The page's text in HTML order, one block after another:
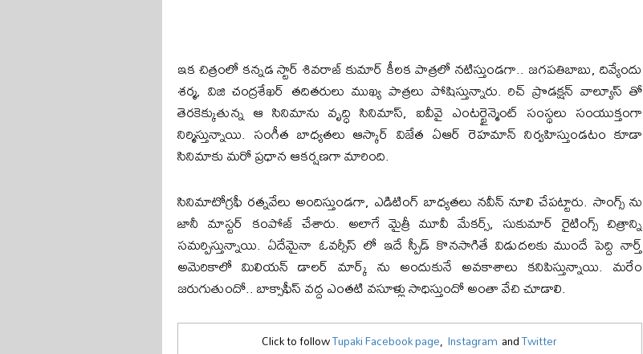
ఇక చిత్రంలో కన్నడ స్టార్ శివరాజ్ కుమార్ కీలక పాత్రలో నటిస్తుండగా.. జగపతిబాబు, దివ్యేందు
శర్మ, విజి చంద్రశేఖర్ తదితరులు ముఖ్య పాత్రలు పోషిస్తున్నారు. రిచ్ ప్రొడక్షన్ వాల్యూస్ తో
తెరకెక్కుతున్న ఆ సినిమాను వృద్ధి సినిమాస్, ఐవీవై ఎంటర్టైన్మెంట్ సంస్థలు సంయుక్తంగా
నిర్మిస్తున్నాయి. సంగీత బాధ్యతలు ఆస్కార్ విజేత ఏఆర్ రెహమాన్ నిర్వహిస్తుండటం కూడా
సినిమాకు మరో ప్రధాన ఆకర్షణగా మారింది.
సినిమాటోగ్రఫీ రత్నవేలు అందిస్తుండగా, ఎడిటింగ్ బాధ్యతలు నవీన్ నూలి చేపట్టారు. సాంగ్స్ ను
జానీ మాస్టర్ కంపోజ్ చేశారు. అలాగే మైత్రీ మూవీ మేకర్స్, సుకుమార్ రైటింగ్స్ చిత్రాన్ని
సమర్పిస్తున్నాయి. ఏదేమైనా ఓవర్సీస్ లో ఇదే స్పీడ్ కొనసాగితే విడుదలకు ముందే పెద్ది నార్త్
అమెరికాలో మిలియన్ డాలర్ మార్క్‌ ను అందుకునే అవకాశాలు కనిపిస్తున్నాయి. మరేం
జరుగుతుందో.. బాక్సాఫీస్ వద్ద ఎంతటి వసూళ్లు సాధిస్తుందో అంతా వేచి చూడాలి.
Click to followTupaki Facebook page, Instagram andTwitter